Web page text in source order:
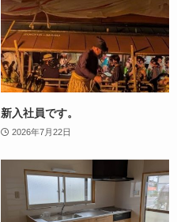
新入社員です。
2026年7月22日